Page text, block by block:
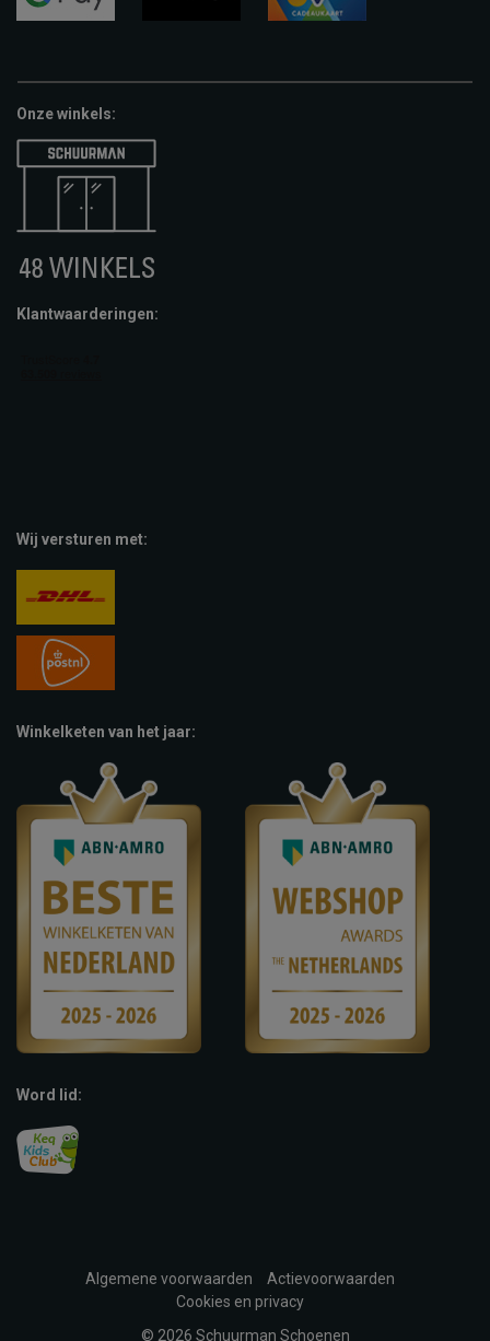
Onze winkels:
Klantwaarderingen:
Wij versturen met:
Winkelketen van het jaar:
Word lid:
Algemene voorwaarden
Actievoorwaarden
Cookies en privacy
© 2026 Schuurman Schoenen